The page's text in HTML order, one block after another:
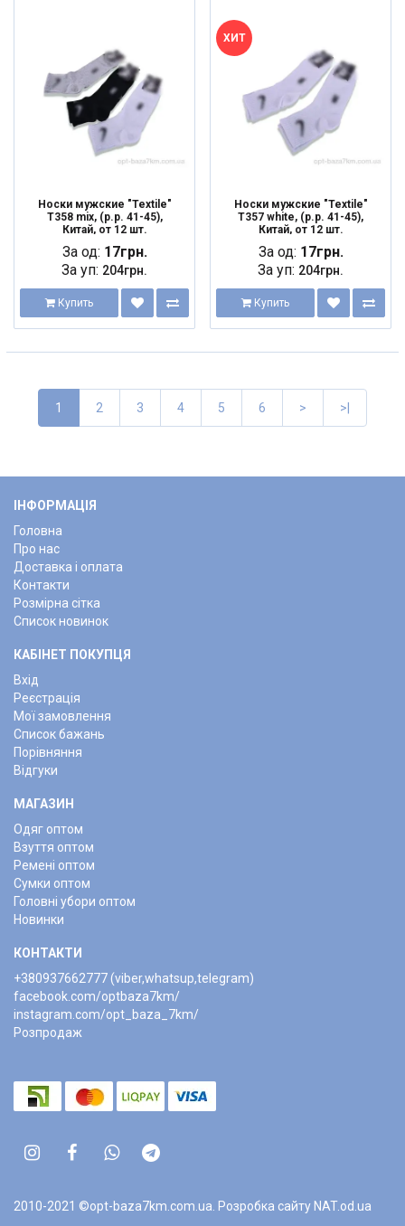
Носки мужские "Textile"
T358 mix, (р.р. 41-45),
Китай, от 12 шт.
За од: 17грн.
За уп: 204грн.
Купить
ХИТ
Носки мужские "Textile"
T357 white, (р.р. 41-45),
Китай, от 12 шт.
За од: 17грн.
За уп: 204грн.
Купить
1 2 3 4 5 6 > >|
ІНФОРМАЦІЯ
Головна
Про нас
Доставка і оплата
Контакти
Розмірна сітка
Список новинок
КАБІНЕТ ПОКУПЦЯ
Вхід
Реєстрація
Мої замовлення
Список бажань
Порівняння
Відгуки
МАГАЗИН
Одяг оптом
Взуття оптом
Ремені оптом
Сумки оптом
Головні убори оптом
Новинки
КОНТАКТИ
+380937662777 (viber,whatsup,telegram)
facebook.com/optbaza7km/
instagram.com/opt_baza_7km/
Розпродаж
2010-2021 ©opt-baza7km.com.ua. Розробка сайту NAT.od.ua